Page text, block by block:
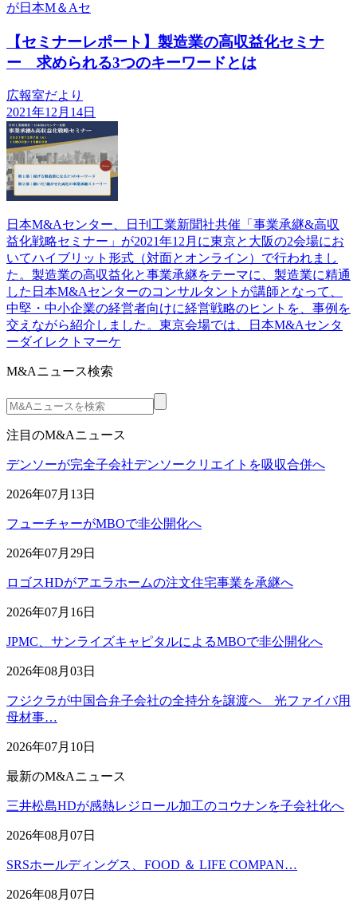
が日本M＆Aセ
【セミナーレポート】製造業の高収益化セミナ
ー 求められる3つのキーワードとは
広報室だより
2021年12月14日
日本M&Aセンター、日刊工業新聞社共催「事業承継&高収
益化戦略セミナー」が2021年12月に東京と大阪の2会場にお
いてハイブリット形式（対面とオンライン）で行われまし
た。製造業の高収益化と事業承継をテーマに、製造業に精通
した日本M&Aセンターのコンサルタントが講師となって、
中堅・中小企業の経営者向けに経営戦略のヒントを、事例を
交えながら紹介しました。東京会場では、日本M&Aセンタ
ーダイレクトマーケ
M&Aニュース検索
注目のM&Aニュース
デンソーが完全子会社デンソークリエイトを吸収合併へ
2026年07月13日
フューチャーがMBOで非公開化へ
2026年07月29日
ロゴスHDがアエラホームの注文住宅事業を承継へ
2026年07月16日
JPMC、サンライズキャピタルによるMBOで非公開化へ
2026年08月03日
フジクラが中国合弁子会社の全持分を譲渡へ 光ファイバ用
母材事…
2026年07月10日
最新のM&Aニュース
三井松島HDが感熱レジロール加工のコウナンを子会社化へ
2026年08月07日
SRSホールディングス、FOOD ＆ LIFE COMPAN…
2026年08月07日